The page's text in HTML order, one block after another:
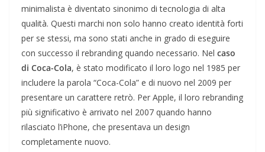
minimalista è diventato sinonimo di tecnologia di alta
qualità. Questi marchi non solo hanno creato identità forti
per se stessi, ma sono stati anche in grado di eseguire
con successo il rebranding quando necessario. Nel caso
di Coca-Cola, è stato modificato il loro logo nel 1985 per
includere la parola “Coca-Cola” e di nuovo nel 2009 per
presentare un carattere retrò. Per Apple, il loro rebranding
più significativo è arrivato nel 2007 quando hanno
rilasciato l’iPhone, che presentava un design
completamente nuovo.